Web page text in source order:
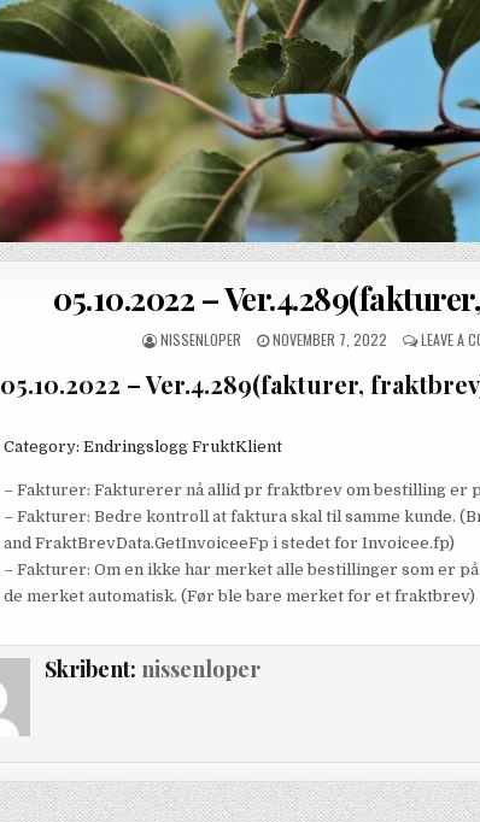
05.10.2022 –
SKRIBENT:
NISSENLOPER PUBLISHED DATE:
NOVEMBER 7, 2022 LEAVE A
05.10.2022 – Ver.4.289(fakturer,
Category: Endringslogg FruktKlient
– Fakturer: Fakturerer nå allid pr fraktbrev om bestilling er
– Fakturer: Bedre kontroll at faktura skal til samme kunde.
and FraktBrevData.GetInvoiceeFp i stedet for Invoicee.fp)
– Fakturer: Om en ikke har merket alle bestillinger som er
de merket automatisk. (Før ble bare merket for et fraktbrev)
Skribent: nissenloper